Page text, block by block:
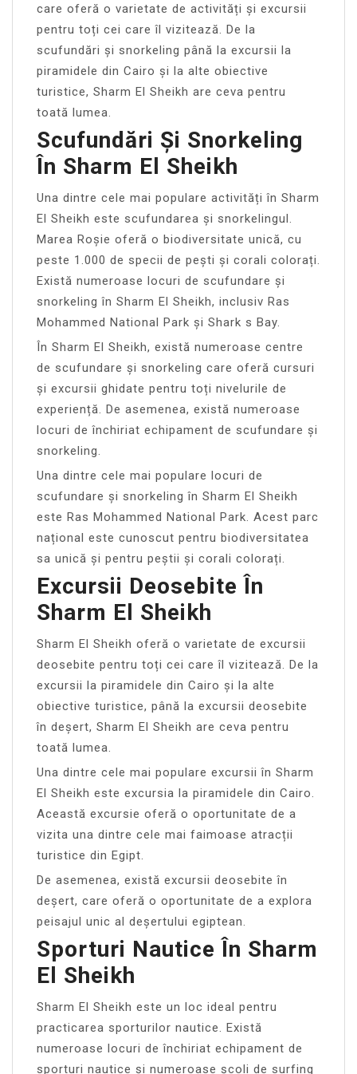
care oferă o varietate de activități și excursii
pentru toți cei care îl vizitează. De la
scufundări și snorkeling până la excursii la
piramidele din Cairo și la alte obiective
turistice, Sharm El Sheikh are ceva pentru
toată lumea.
Scufundări Și Snorkeling
În Sharm El Sheikh
Una dintre cele mai populare activități în Sharm
El Sheikh este scufundarea și snorkelingul.
Marea Roșie oferă o biodiversitate unică, cu
peste 1.000 de specii de pești și corali colorați.
Există numeroase locuri de scufundare și
snorkeling în Sharm El Sheikh, inclusiv Ras
Mohammed National Park și Shark s Bay.
În Sharm El Sheikh, există numeroase centre
de scufundare și snorkeling care oferă cursuri
și excursii ghidate pentru toți nivelurile de
experiență. De asemenea, există numeroase
locuri de închiriat echipament de scufundare și
snorkeling.
Una dintre cele mai populare locuri de
scufundare și snorkeling în Sharm El Sheikh
este Ras Mohammed National Park. Acest parc
național este cunoscut pentru biodiversitatea
sa unică și pentru peștii și corali colorați.
Excursii Deosebite În
Sharm El Sheikh
Sharm El Sheikh oferă o varietate de excursii
deosebite pentru toți cei care îl vizitează. De la
excursii la piramidele din Cairo și la alte
obiective turistice, până la excursii deosebite
în deșert, Sharm El Sheikh are ceva pentru
toată lumea.
Una dintre cele mai populare excursii în Sharm
El Sheikh este excursia la piramidele din Cairo.
Această excursie oferă o oportunitate de a
vizita una dintre cele mai faimoase atracții
turistice din Egipt.
De asemenea, există excursii deosebite în
deșert, care oferă o oportunitate de a explora
peisajul unic al deșertului egiptean.
Sporturi Nautice În Sharm
El Sheikh
Sharm El Sheikh este un loc ideal pentru
practicarea sporturilor nautice. Există
numeroase locuri de închiriat echipament de
sporturi nautice și numeroase școli de surfing